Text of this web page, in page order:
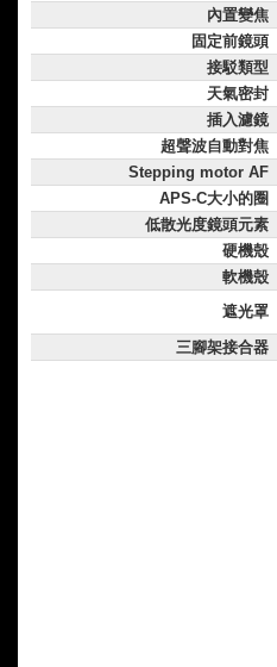
內置變焦
固定前鏡頭
接駁類型
天氣密封
插入濾鏡
超聲波自動對焦
Stepping motor AF
APS-C大小的圈
低散光度鏡頭元素
硬機殼
軟機殼
遮光罩
三腳架接合器